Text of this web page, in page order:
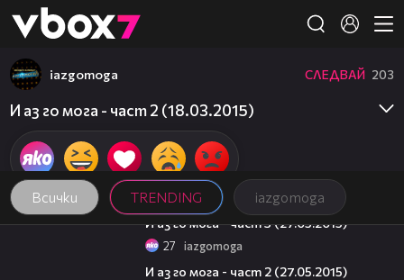
👾
Всички TRENDING iazgomoga
iazgomoga СЛЕДВАЙ 203
И аз го мога - част 2 (18.03.2015)
48:37
И аз го мога - част 3 (27.05.2015)
27 iazgomoga
И аз го мога - част 2 (27.05.2015)